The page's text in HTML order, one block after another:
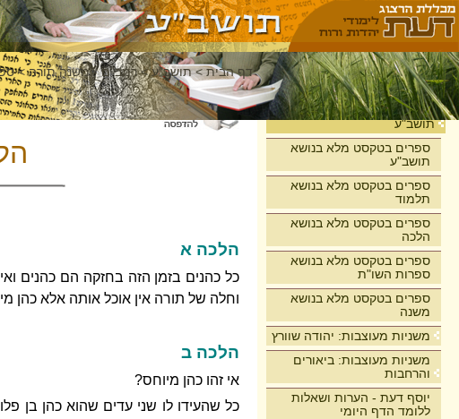
בית
תושב"ע
ספרים בטקסט מלא בנושא
תושב"ע
ספרים בטקסט מלא בנושא
תלמוד
ספרים בטקסט מלא בנושא
הלכה
ספרים בטקסט מלא בנושא
ספרות השו"ת
ספרים בטקסט מלא בנושא
משנה
משניות מעוצבות: יהודה שוורץ
משניות מעוצבות: ביאורים
והרחבות
יוסף דעת - הערות ושאלות
ללומד הדף היומי
דף הבית >תושב"ע >רמב"ם - משנה תורה>
הלכה א
כל כהנים בזמן הזה בחזקה הם כהנים
וחלה של תורה אין אוכל אותה אלא כהן
הלכה ב
אי זהו כהן מיוחס?
כל שהעידו לו שני עדים שהוא כהן בן